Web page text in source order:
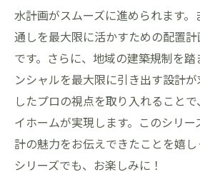
水計画がスムーズに進められます
通しを最大限に活かすための配置
です。さらに、地域の建築規制を
ンシャルを最大限に引き出す設計
したプロの視点を取り入れること
イホームが実現します。このシリ
計の魅力をお伝えできたことを嬉
シリーズでも、お楽しみに！